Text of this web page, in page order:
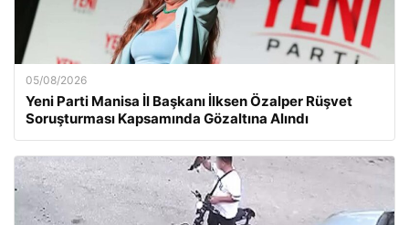
05/08/2026
Yeni Parti Manisa İl Başkanı İlksen Özalper Rüşvet
Soruşturması Kapsamında Gözaltına Alındı